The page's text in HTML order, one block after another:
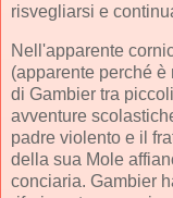
risvegliarsi e
Nell'apparente
(apparente perché
di Gambier tra
avventure
padre violento e il
della sua Mole
conciaria. Gambier